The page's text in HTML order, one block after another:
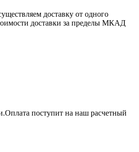
доставку от одного
доставки за пределы МКАД
поступит на наш расчетный